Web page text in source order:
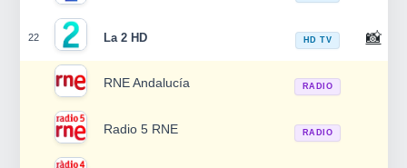
22 La 2 HD HD TV 📸
RNE Andalucía RADIO
Radio 5 RNE RADIO